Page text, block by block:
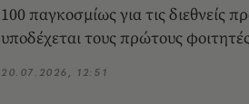
100 παγκοσμίως για τις διεθνείς
υποδέχεται τους πρώτους
20.07.2026, 12:51